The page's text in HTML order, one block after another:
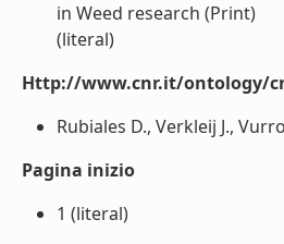
in Weed research (Print)
(literal)
Http://www.cnr.it/ontology/
Rubiales D., Verkleij J.,
Pagina inizio
1 (literal)